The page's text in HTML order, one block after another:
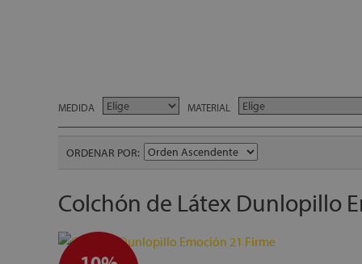
MEDIDA MATERIAL
ORDENAR POR
Colchón de Látex Dunlopillo